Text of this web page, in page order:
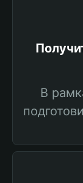
В